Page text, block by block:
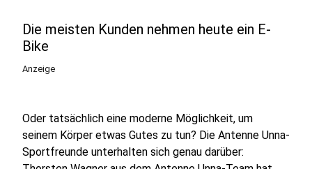
Die meisten Kunden nehmen heute ein E-
Bike
Anzeige
Oder tatsächlich eine moderne Möglichkeit, um
seinem Körper etwas Gutes zu tun? Die Antenne Unna-
Sportfreunde unterhalten sich genau darüber: